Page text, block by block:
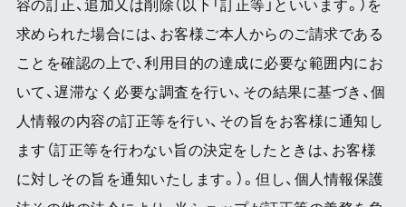
容の訂正、追加又は削除（以下「訂正等」といいます。）を
求められた場合には、お客様ご本人からのご請求である
ことを確認の上で、利用目的の達成に必要な範囲内にお
いて、遅滞なく必要な調査を行い、その結果に基づき、個
人情報の内容の訂正等を行い、その旨をお客様に通知し
ます（訂正等を行わない旨の決定をしたときは、お客様
に対しその旨を通知いたします。）。但し、個人情報保護